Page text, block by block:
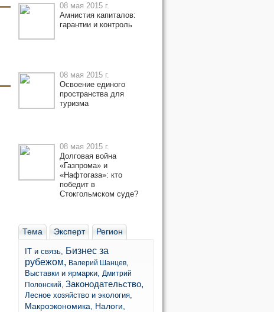
08 мая 2015 г.
Амнистия капиталов:
гарантии и контроль
08 мая 2015 г.
Освоение единого
пространства для
туризма
08 мая 2015 г.
Долговая война
«Газпрома» и
«Нафтогаза»: кто
победит в
Стокгольмском суде?
Тема Эксперт Регион
IT и связь, Бизнес за
рубежом, Валерий Шанцев,
Выставки и ярмарки, Дмитрий
Полонский, Законодательство,
Лесное хозяйство и экология,
Макроэкономика,
Налоги,